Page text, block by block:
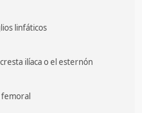
linfáticos
ilíaca o el esternón
femoral